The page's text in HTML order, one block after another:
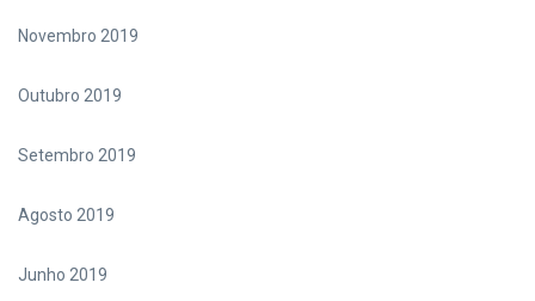
Novembro 2019
Outubro 2019
Setembro 2019
Agosto 2019
Junho 2019